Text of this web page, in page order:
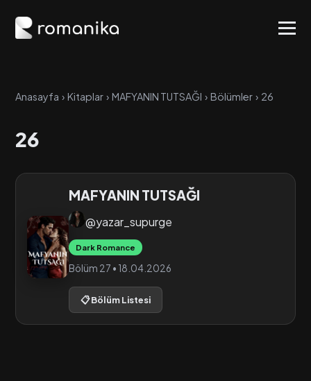
Anasayfa › Kitaplar › MAFYANIN TUTSAĞI › Bölümler › 26
26
MAFYANIN TUTSAĞI
@yazar_supurge
Dark Romance
Bölüm 27 • 18.04.2026
📋 Bölüm Listesi